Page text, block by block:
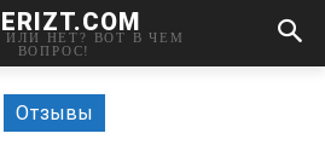
ИЛИ НЕТ? ВОТ В ЧЕМ
ВОПРОС!
Отзывы